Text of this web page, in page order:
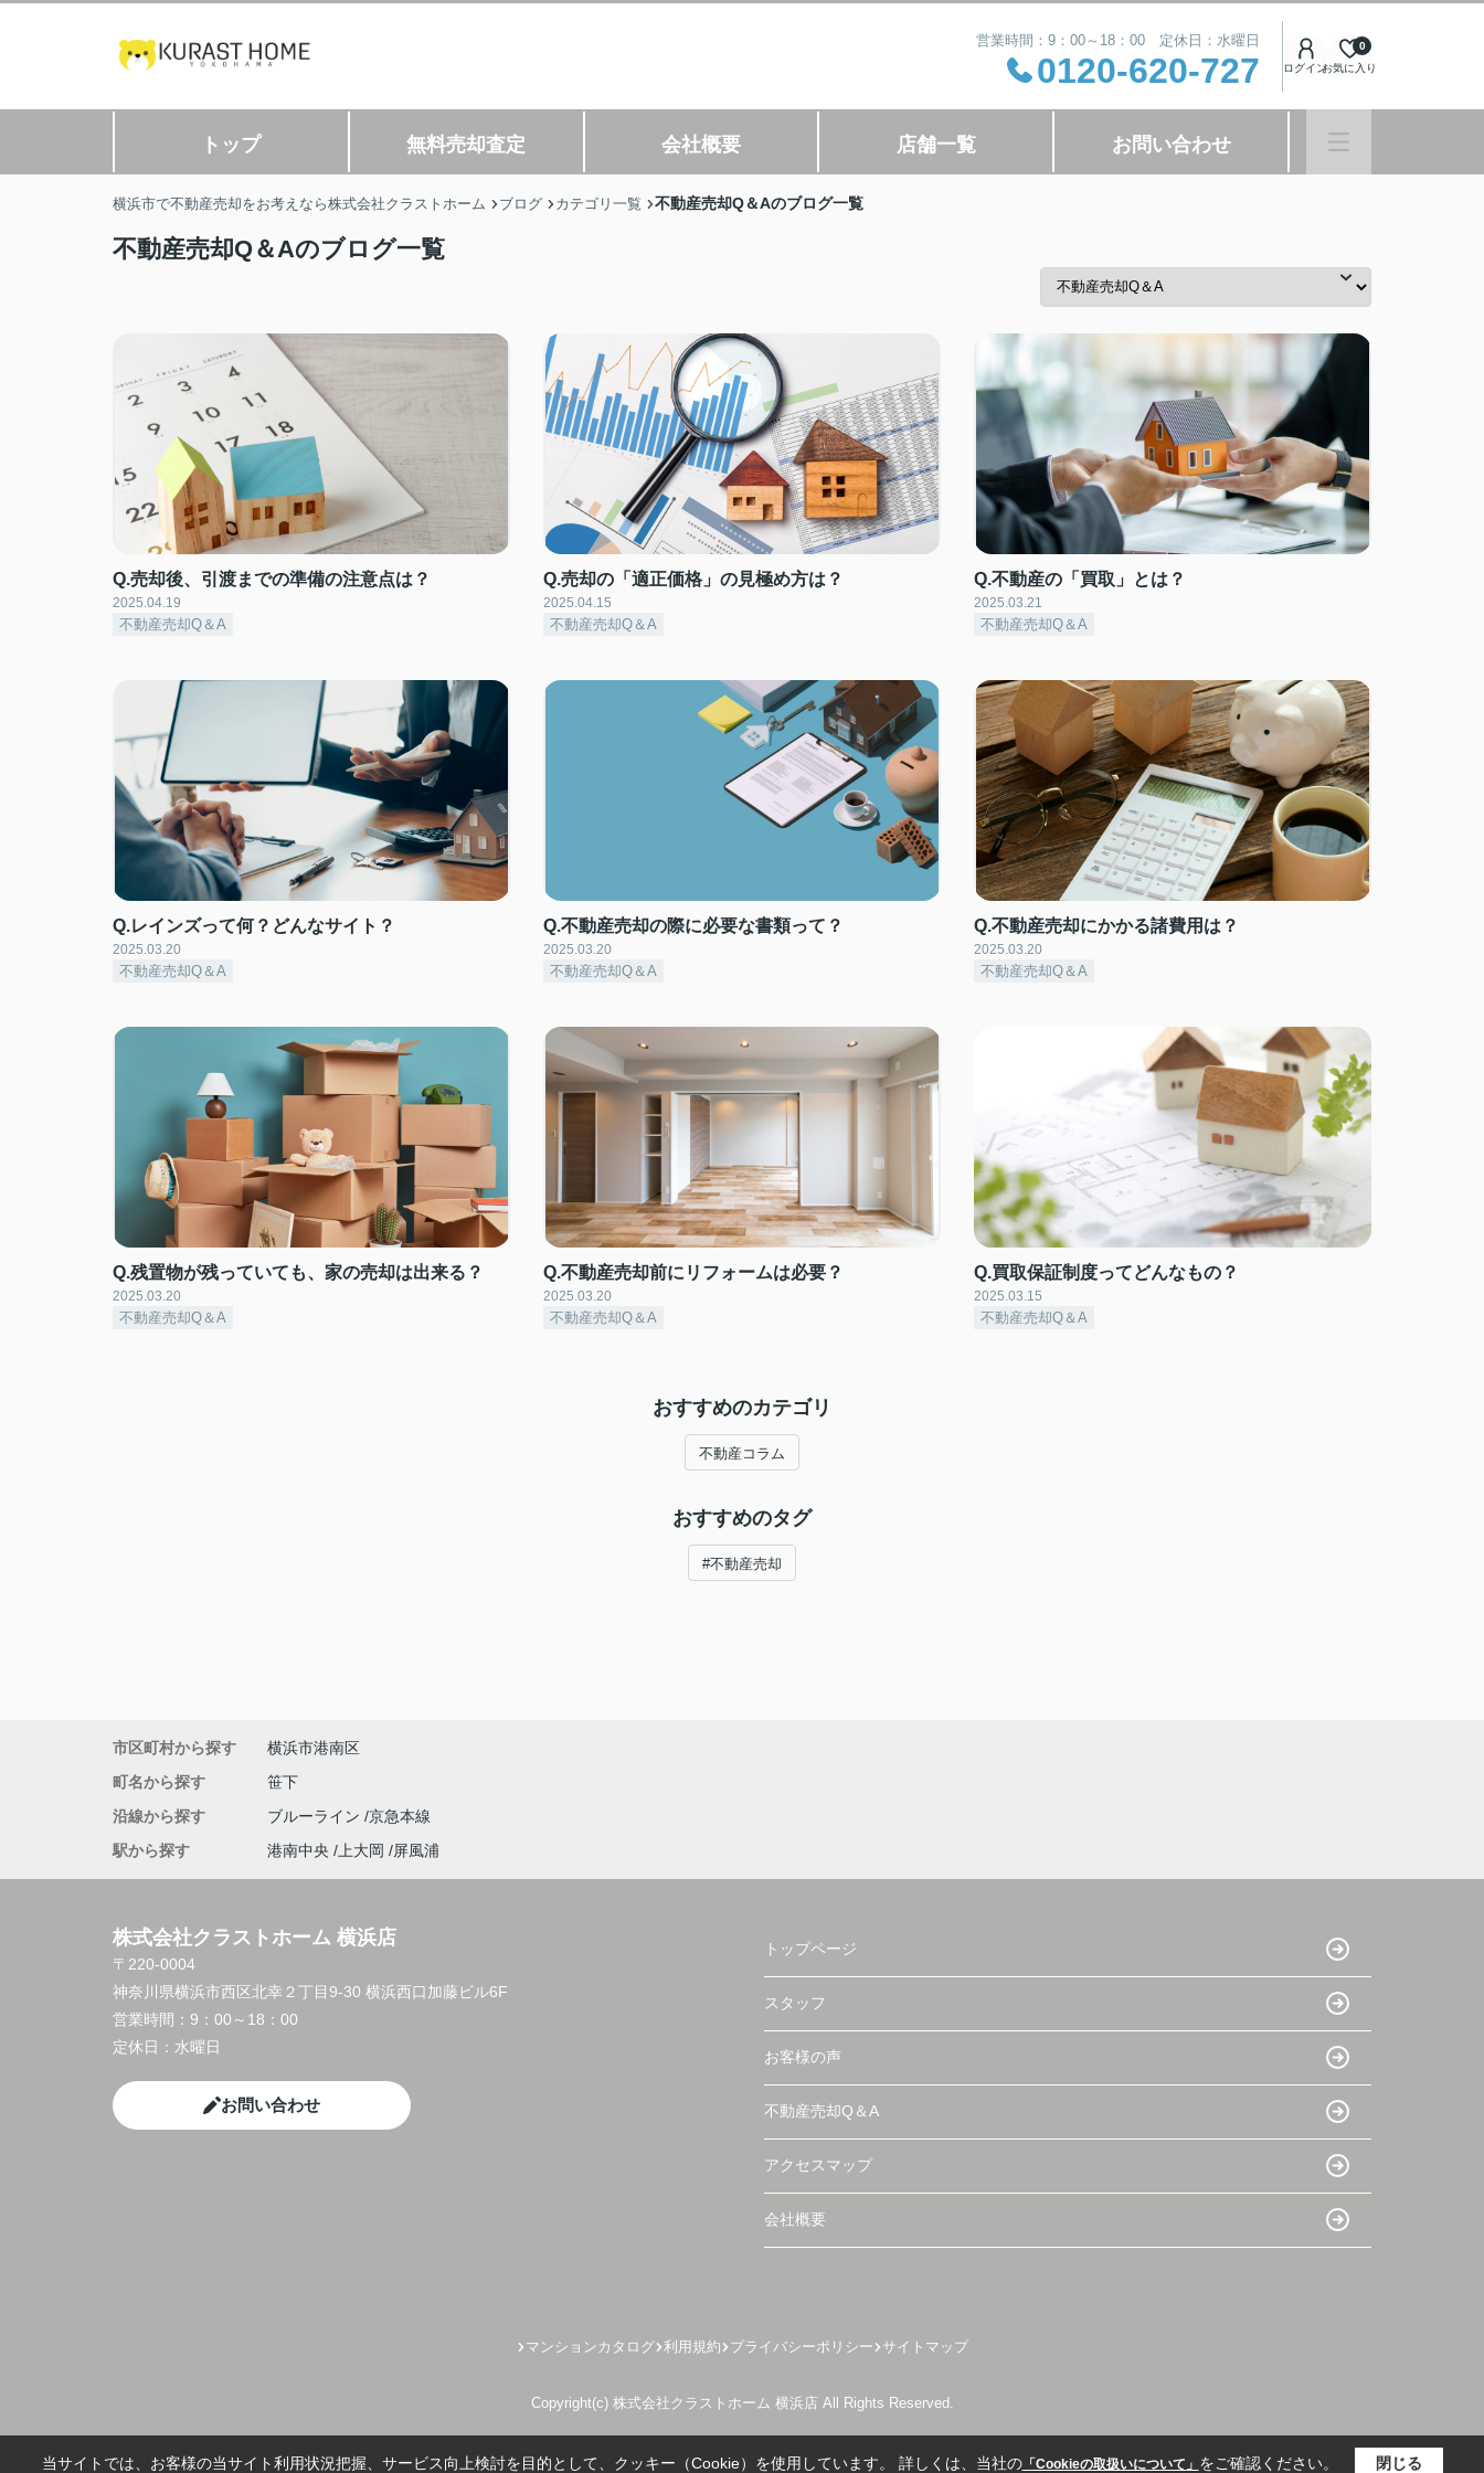
営業時間：9：00～18：00 定休日：水曜日
0120-620-727 ログインお気に入り
0
トップ 無料売却査定 会社概要 店舗一覧 お問い合わせ
横浜市で不動産売却をお考えなら株式会社クラストホーム ブログ カテゴリ一覧 不動産売却Q＆Aのブログ一覧
不動産売却Q＆Aのブログ一覧
Q.売却後、引渡までの準備の注意点は？
2025.04.19
不動産売却Q＆A
Q.売却の「適正価格」の見極め方は？
2025.04.15
不動産売却Q＆A
Q.不動産の「買取」とは？
2025.03.21
不動産売却Q＆A
Q.レインズって何？どんなサイト？
2025.03.20
不動産売却Q＆A
Q.不動産売却の際に必要な書類って？
2025.03.20
不動産売却Q＆A
Q.不動産売却にかかる諸費用は？
2025.03.20
不動産売却Q＆A
Q.残置物が残っていても、家の売却は出来る？
2025.03.20
不動産売却Q＆A
Q.不動産売却前にリフォームは必要？
2025.03.20
不動産売却Q＆A
Q.買取保証制度ってどんなもの？
2025.03.15
不動産売却Q＆A
おすすめのカテゴリ
不動産コラム
おすすめのタグ
#不動産売却
市区町村から探す
横浜市港南区
町名から探す
笹下
沿線から探す
ブルーライン 京急本線
駅から探す
港南中央 上大岡 屏風浦
株式会社クラストホーム 横浜店
〒220-0004
神奈川県横浜市西区北幸２丁目9-30 横浜西口加藤ビル6F
営業時間： 9：00～18：00
定休日： 水曜日
お問い合わせ
トップページ
スタッフ
お客様の声
不動産売却Q＆A
アクセスマップ
会社概要
マンションカタログ 利用規約 プライバシーポリシー サイトマップ
Copyright(c) 株式会社クラストホーム 横浜店 All Rights Reserved.
当サイトでは、お客様の当サイト利用状況把握、サービス向上検討を目的として、クッキー（Cookie）を使用しています。 詳しくは、当社の「Cookieの取扱いについて」 をご確認ください。 閉じる